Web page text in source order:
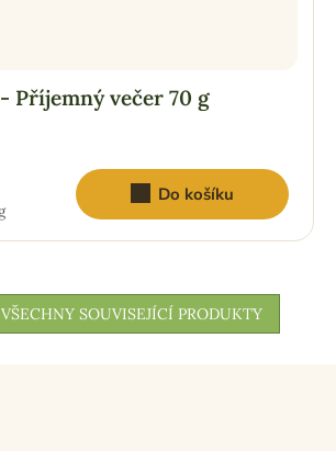
Příjemný večer 70 g
Do košíku
SOUVISEJÍCÍ PRODUKTY